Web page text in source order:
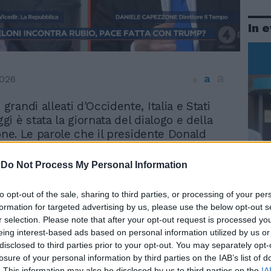
Do Not Process My Personal Information
opt-out of the sale, sharing to third parties, or processing of your
for targeted advertising by us, please use the below opt-out
selection. Please note that after your opt-out request is processed
interest-based ads based on personal information utilized by us
to third parties prior to your opt-out. You may separately
of your personal information by third parties on the IAB’s list of
a
grandi alleati d'Occidente, Italia e Stati
è stata la giornata del dialogo e della
Le parole che il presidente Donald
quest'ultima per il mancato sostegno
che il segretario di Stato Usa
ha cercato di rimediare con la visita
e poi a Palazzo Chigi. Se ne parlava
trasmissione di approfondimento su Rete
giornalista Paolo Del Dbbio, in cui è
anche il direttore de Il Tempo, Daniele
In
Rudy Giuliani a Come States?
Trump, Meloni e la strategia
americana